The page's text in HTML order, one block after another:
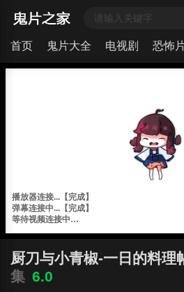
首页 鬼片大全 电视剧 恐怖
厨刀与小青椒-一日的料理
集 6.0